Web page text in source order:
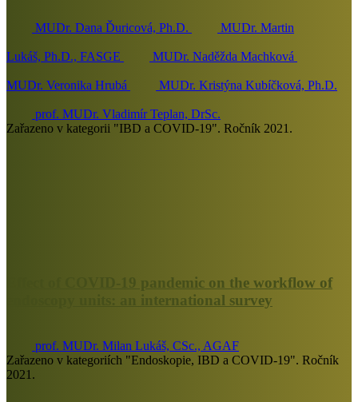
MUDr. Dana Ďuricová, Ph.D. MUDr. Martin
Lukáš, Ph.D., FASGE MUDr. Naděžda Machková
MUDr. Veronika Hrubá MUDr. Kristýna Kubíčková, Ph.D.
prof. MUDr. Vladimír Teplan, DrSc.
Zařazeno v kategorii "IBD a COVID-19". Ročník 2021.
Effect of COVID-19 pandemic on the workflow of
endoscopy units: an international survey
prof. MUDr. Milan Lukáš, CSc., AGAF
Zařazeno v kategoriích "Endoskopie, IBD a COVID-19". Ročník
2021.